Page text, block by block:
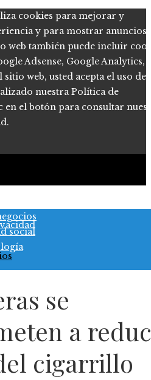
cookies para mejorar y
y para mostrar anuncios
web también puede incluir
Adsense, Google Analytics,
web, usted acepta el uso de
nuestra Política de
en el botón para consultar
social
se
a
cigarrillo